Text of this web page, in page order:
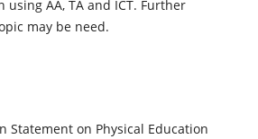
AA, TA and ICT. Further
may be need.
Statement on Physical Education